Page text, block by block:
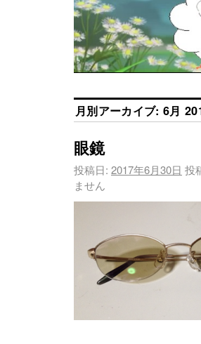
月別アーカイブ: 6月
眼鏡
投稿日: 2017年6月30日 投
ません